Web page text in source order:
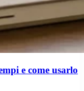
e come usarlo